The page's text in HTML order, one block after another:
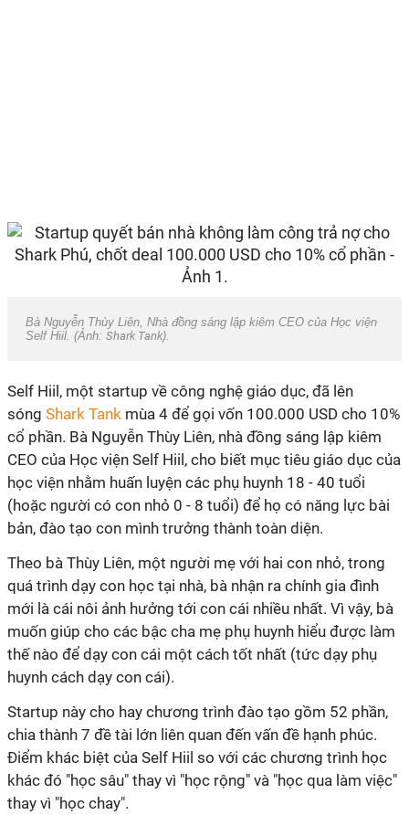
Bà Nguyễn Thùy Liên, Nhà đồng sáng lập kiêm CEO của Học viện
Self Hiil. (Ảnh: Shark Tank).
Self Hiil, một startup về công nghệ giáo dục, đã lên
sóng Shark Tank mùa 4 để gọi vốn 100.000 USD cho 10%
cổ phần. Bà Nguyễn Thùy Liên, nhà đồng sáng lập kiêm
CEO của Học viện Self Hiil, cho biết mục tiêu giáo dục của
học viện nhằm huấn luyện các phụ huynh 18 - 40 tuổi
(hoặc người có con nhỏ 0 - 8 tuổi) để họ có năng lực bài
bản, đào tạo con mình trưởng thành toàn diện.
Theo bà Thùy Liên, một người mẹ với hai con nhỏ, trong
quá trình dạy con học tại nhà, bà nhận ra chính gia đình
mới là cái nôi ảnh hưởng tới con cái nhiều nhất. Vì vậy, bà
muốn giúp cho các bậc cha mẹ phụ huynh hiểu được làm
thế nào để dạy con cái một cách tốt nhất (tức dạy phụ
huynh cách dạy con cái).
Startup này cho hay chương trình đào tạo gồm 52 phần,
chia thành 7 đề tài lớn liên quan đến vấn đề hạnh phúc.
Điểm khác biệt của Self Hiil so với các chương trình học
khác đó "học sâu" thay vì "học rộng" và "học qua làm việc"
thay vì "học chay".